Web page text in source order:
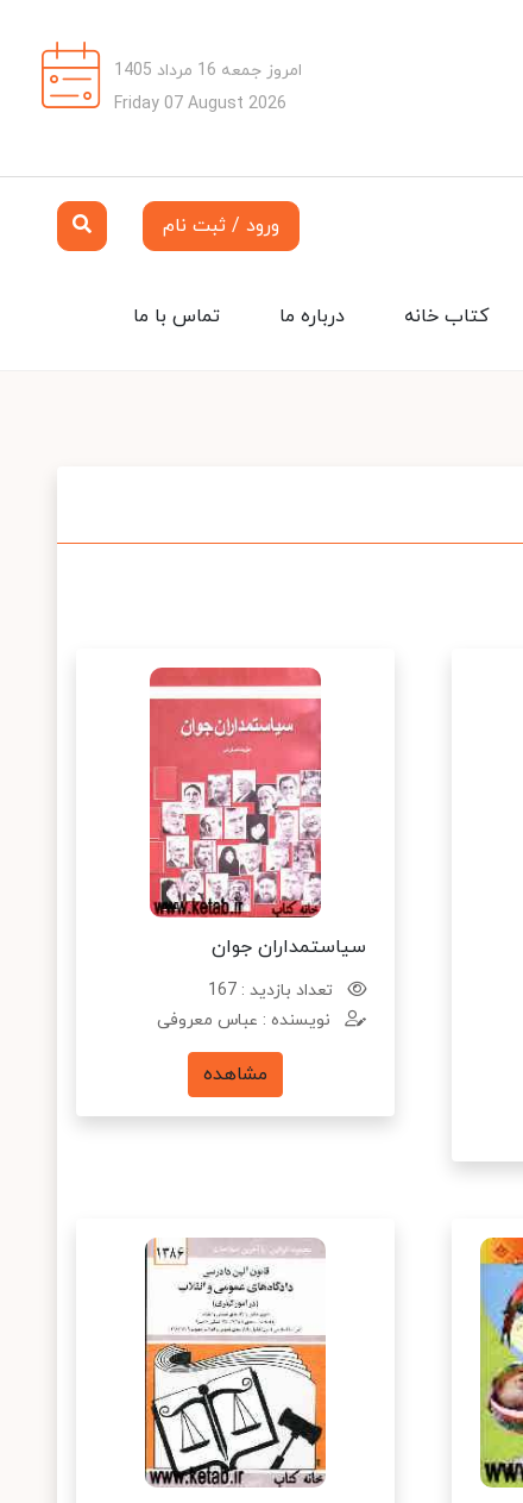
امروز جمعه 16 مرداد 1405
Friday 07 August 2026
ورود / ثبت نام
تماس با ما درباره ما کتاب خانه
سیاستمداران جوان
تعداد بازدید : 167
نویسنده : عباس معروفی
مشاهده